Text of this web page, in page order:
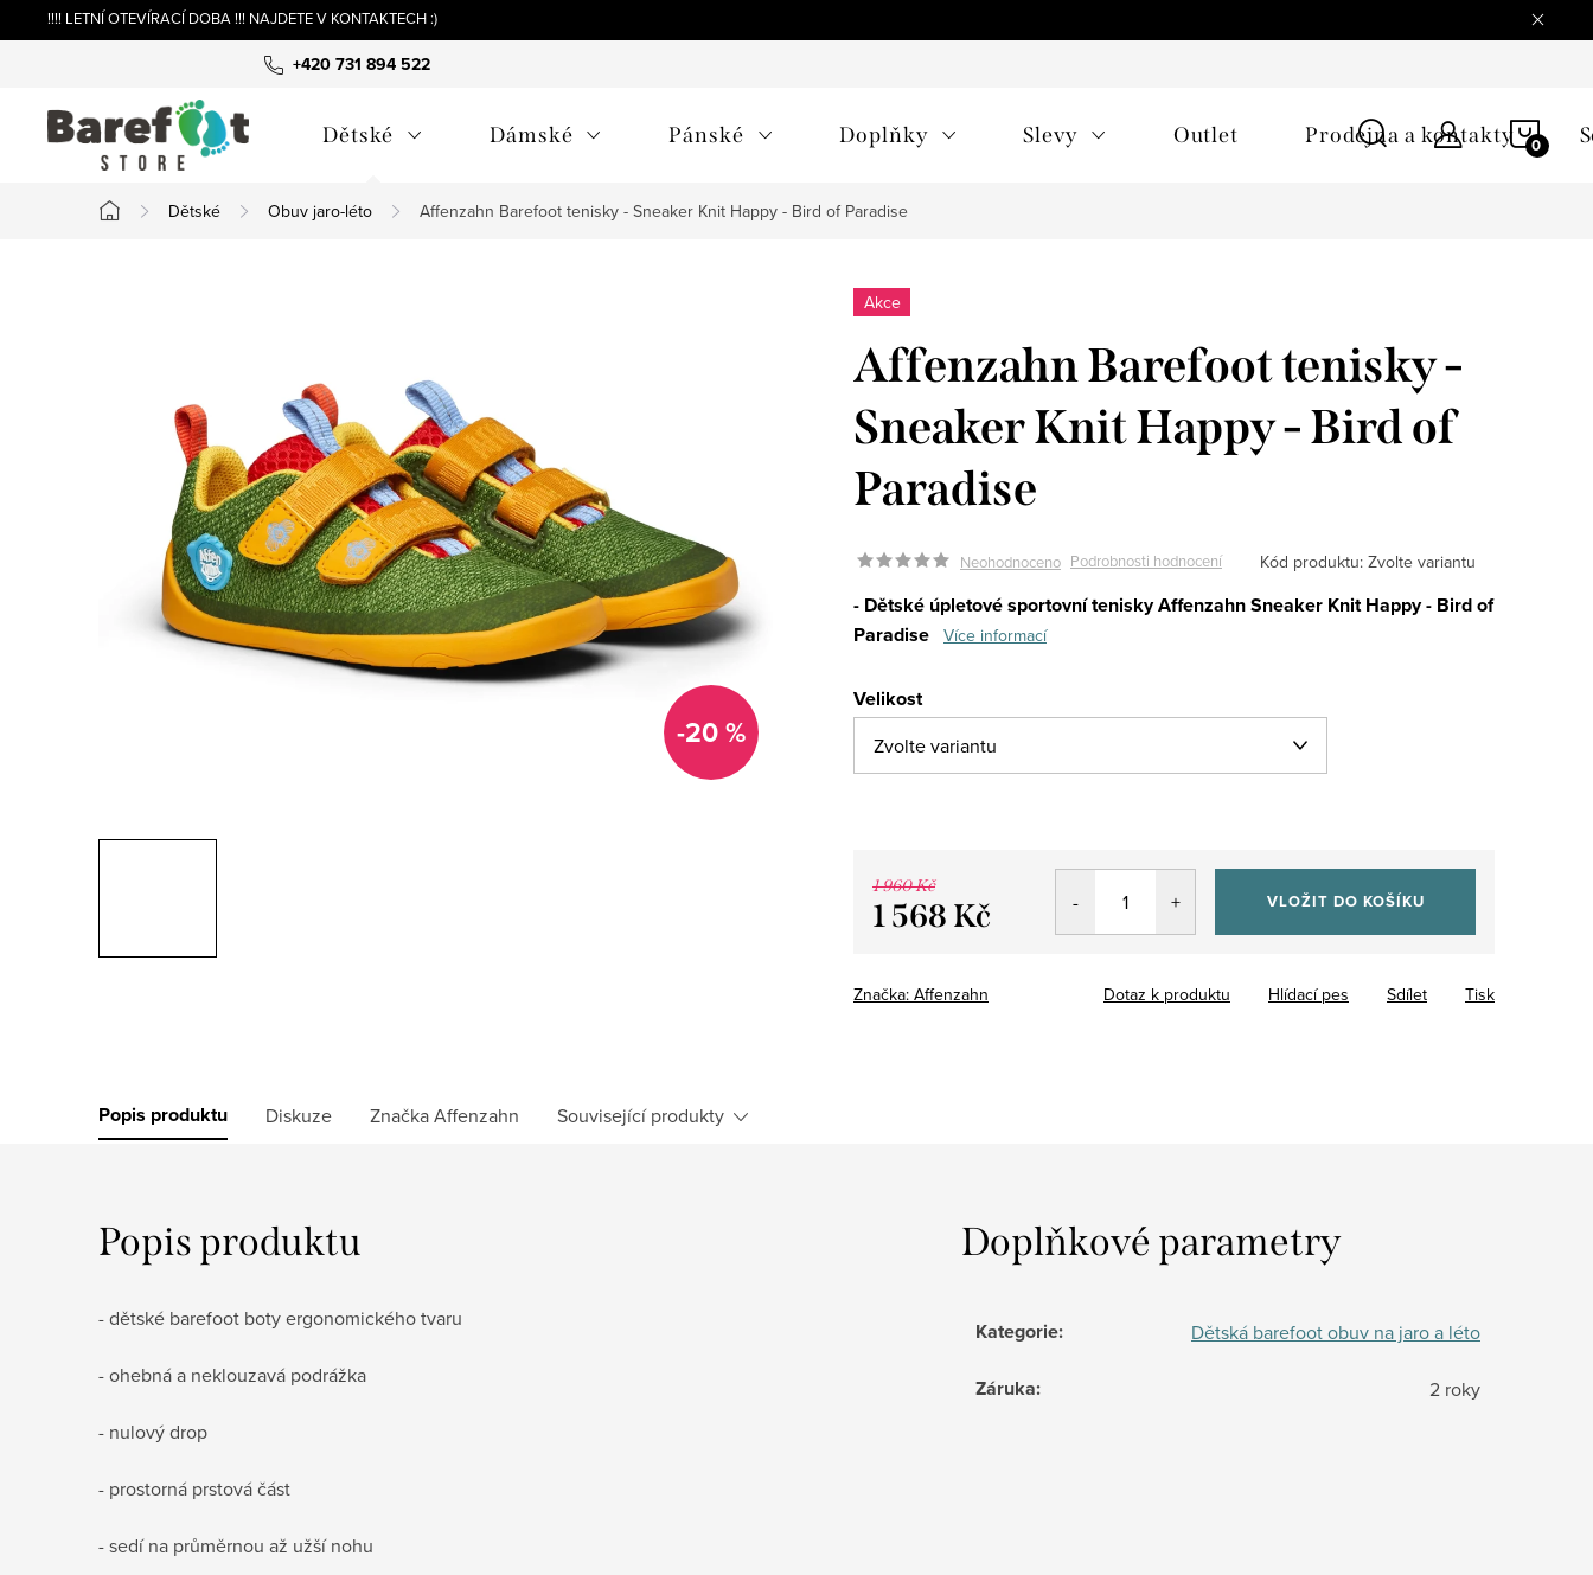
na
!!!! LETNÍ OTEVÍRACÍ DOBA !!! NAJDETE V KONTAKTECH :)
+420 731 894 522
Dětské Dámské Pánské Doplňky Slevy Outlet Prodejna a kontakty
Domů
Dětské Obuv jaro-léto Affenzahn Barefoot tenisky - Sneaker Knit Happy - Bird of Paradise
-20 %
Akce
Affenzahn Barefoot tenisky -
Sneaker Knit Happy - Bird of
Paradise
Neohodnoceno Podrobnosti hodnocení Kód produktu: Zvolte variantu
- Dětské úpletové sportovní tenisky Affenzahn Sneaker Knit Happy - Bird of
Paradise Více informací
Velikost
1 960 Kč
1 568 Kč VLOŽIT DO KOŠÍKU
Značka: Affenzahn Tisk
Dotaz k produktu Hlídací pes Sdílet
Popis produktu Diskuze ZnačkaAffenzahn Související produkty
Popis produktu
- dětské barefoot boty ergonomického tvaru
- ohebná a neklouzavá podrážka
- nulový drop
- prostorná prstová část
- sedí na průměrnou až užší nohu
Doplňkové parametry
Kategorie: Dětská barefoot obuv na jaro a léto
Záruka: 2 roky